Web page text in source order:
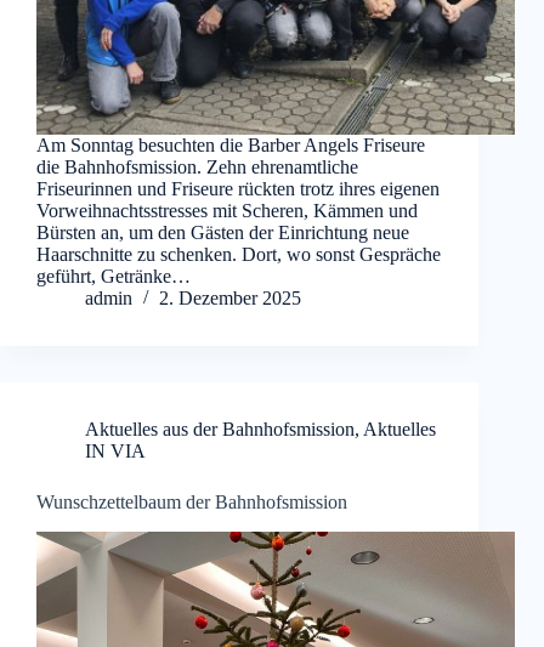
Am Sonntag besuchten die Barber Angels Friseure
die Bahnhofsmission. Zehn ehrenamtliche
Friseurinnen und Friseure rückten trotz ihres eigenen
Vorweihnachtsstresses mit Scheren, Kämmen und
Bürsten an, um den Gästen der Einrichtung neue
Haarschnitte zu schenken. Dort, wo sonst Gespräche
geführt, Getränke…
admin
2. Dezember 2025
Aktuelles aus der Bahnhofsmission, Aktuelles
IN VIA
Wunschzettelbaum der Bahnhofsmission